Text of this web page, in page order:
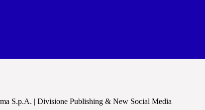
S.p.A. | Divisione Publishing & New Social Media